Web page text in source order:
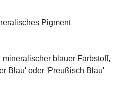
Pigment
blauer Farbstoff,
Blau' oder 'Preußisch Blau'